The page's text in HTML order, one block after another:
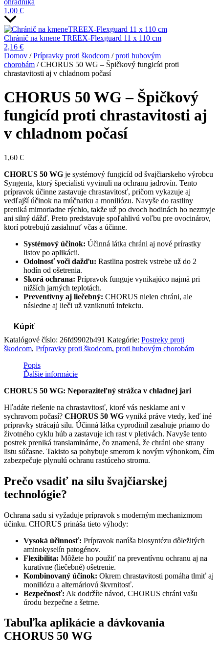
1,00 €
Chránič na kmene TREEX-Flexguard 11 x 110 cm
2,16 €
Domov /Prípravky proti škodcom /proti hubovým
chorobám / CHORUS 50 WG – Špičkový fungicíd proti
chrastavitosti aj v chladnom počasí
CHORUS 50 WG – Špičkový
fungicíd proti chrastavitosti aj
v chladnom počasí
1,60 €
CHORUS 50 WG je systémový fungicíd od švajčiarskeho výrobcu
Syngenta, ktorý špecialisti vyvinuli na ochranu jadrovín. Tento
prípravok účinne zastavuje chrastavitosť, pričom vykazuje aj
vedľajší účinok na múčnatku a moniliózu. Navyše do rastliny
preniká mimoriadne rýchlo, takže už po dvoch hodinách ho nezmyje
ani silný dážď. Preto predstavuje spoľahlivú voľbu pre ovocinárov,
ktorí potrebujú zasiahnuť včas a účinne.
Systémový účinok: Účinná látka chráni aj nové prírastky
listov po aplikácii.
Odolnosť voči dažďu: Rastlina postrek vstrebe už do 2
hodín od ošetrenia.
Skorá ochrana: Prípravok funguje vynikajúco najmä pri
nižších jarných teplotách.
Preventívny aj liečebný: CHORUS nielen chráni, ale
následne aj lieči už vzniknutú infekciu.
Kúpiť
Katalógové číslo: 26fd9902b491 Kategórie: Postreky proti
škodcom, Prípravky proti škodcom, proti hubovým chorobám
Popis
Ďalšie informácie
CHORUS 50 WG: Neporaziteľný strážca v chladnej jari
Hľadáte riešenie na chrastavitosť, ktoré vás nesklame ani v
sychravom počasí? CHORUS 50 WG vyniká práve vtedy, keď iné
prípravky strácajú silu. Účinná látka cyprodinil zasahuje priamo do
životného cyklu húb a zastavuje ich rast v pletivách. Navyše tento
postrek preniká translaminárne, čo znamená, že chráni obe strany
listu súčasne. Takisto sa pohybuje smerom k novým výhonkom, čím
zabezpečuje plynulú ochranu rastúceho stromu.
Prečo vsadiť na silu švajčiarskej
technológie?
Ochrana sadu si vyžaduje prípravok s moderným mechanizmom
účinku. CHORUS prináša tieto výhody:
Vysoká účinnosť: Prípravok narúša biosyntézu dôležitých
aminokyselín patogénov.
Flexibilita: Môžete ho použiť na preventívnu ochranu aj na
kuratívne (liečebné) ošetrenie.
Kombinovaný účinok: Okrem chrastavitosti pomáha tlmiť aj
moniliózu a alternáriovú škvrnitosť.
Bezpečnosť: Ak dodržíte návod, CHORUS chráni vašu
úrodu bezpečne a šetrne.
Tabuľka aplikácie a dávkovania
CHORUS 50 WG